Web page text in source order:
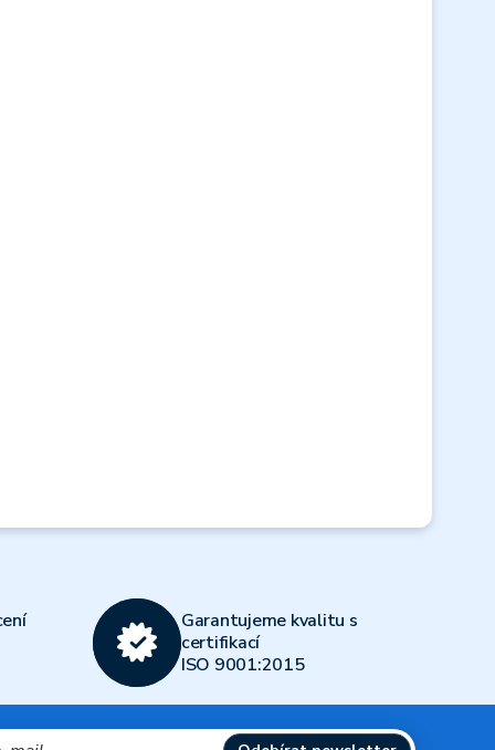
Garantujeme kvalitu s
certifikací
ISO 9001:2015